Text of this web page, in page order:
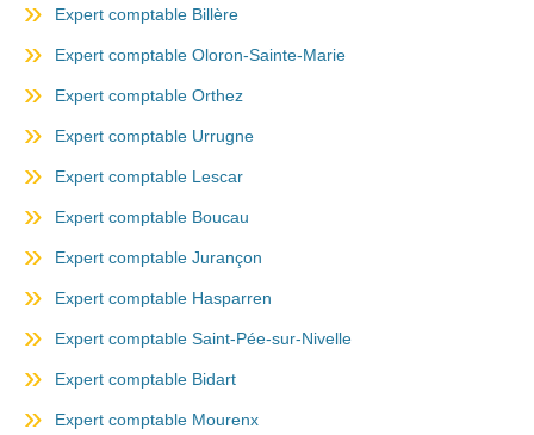
Expert comptable Billère
Expert comptable Oloron-Sainte-Marie
Expert comptable Orthez
Expert comptable Urrugne
Expert comptable Lescar
Expert comptable Boucau
Expert comptable Jurançon
Expert comptable Hasparren
Expert comptable Saint-Pée-sur-Nivelle
Expert comptable Bidart
Expert comptable Mourenx